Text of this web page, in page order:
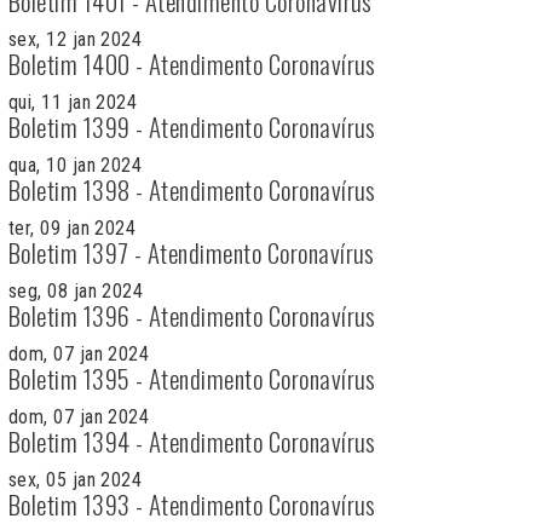
sex, 12 jan 2024
Boletim 1400 - Atendimento Coronavírus
qui, 11 jan 2024
Boletim 1399 - Atendimento Coronavírus
qua, 10 jan 2024
Boletim 1398 - Atendimento Coronavírus
ter, 09 jan 2024
Boletim 1397 - Atendimento Coronavírus
seg, 08 jan 2024
Boletim 1396 - Atendimento Coronavírus
dom, 07 jan 2024
Boletim 1395 - Atendimento Coronavírus
dom, 07 jan 2024
Boletim 1394 - Atendimento Coronavírus
sex, 05 jan 2024
Boletim 1393 - Atendimento Coronavírus